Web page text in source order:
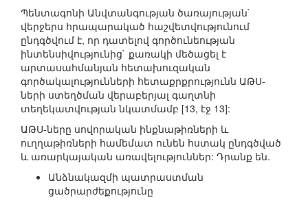
Պենտագոնի Անվտանգության ծառայության`
վերջերս հրապարակած հաշվետվությունում
ընդգծվում է, որ դատելով գործունեության
ինտենսիվությունից` քառակի մեծացել է
արտասահմանյան հետախուզական
գործակալությունների հետաքրքրությունն ԱԹՍ-
ների ստեղծման վերաբերյալ գաղտնի
տեղեկատվության նկատմամբ [13, էջ 13]:
ԱԹՍ-ները սովորական ինքնաթիռների և
ուղղաթիռների համեմատ ունեն հստակ ընդգծված
և առարկայական առավելություններ: Դրանք են.
Անձնակազմի պատրաստման
ցածրարժեքությունը